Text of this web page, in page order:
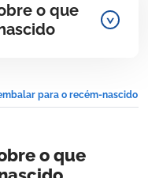
o que
para o recém-nascido
o que